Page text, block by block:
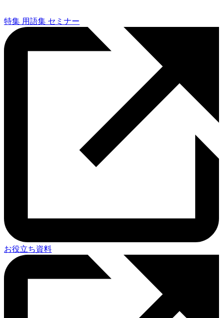
特集 用語集 セミナー
お役立ち資料